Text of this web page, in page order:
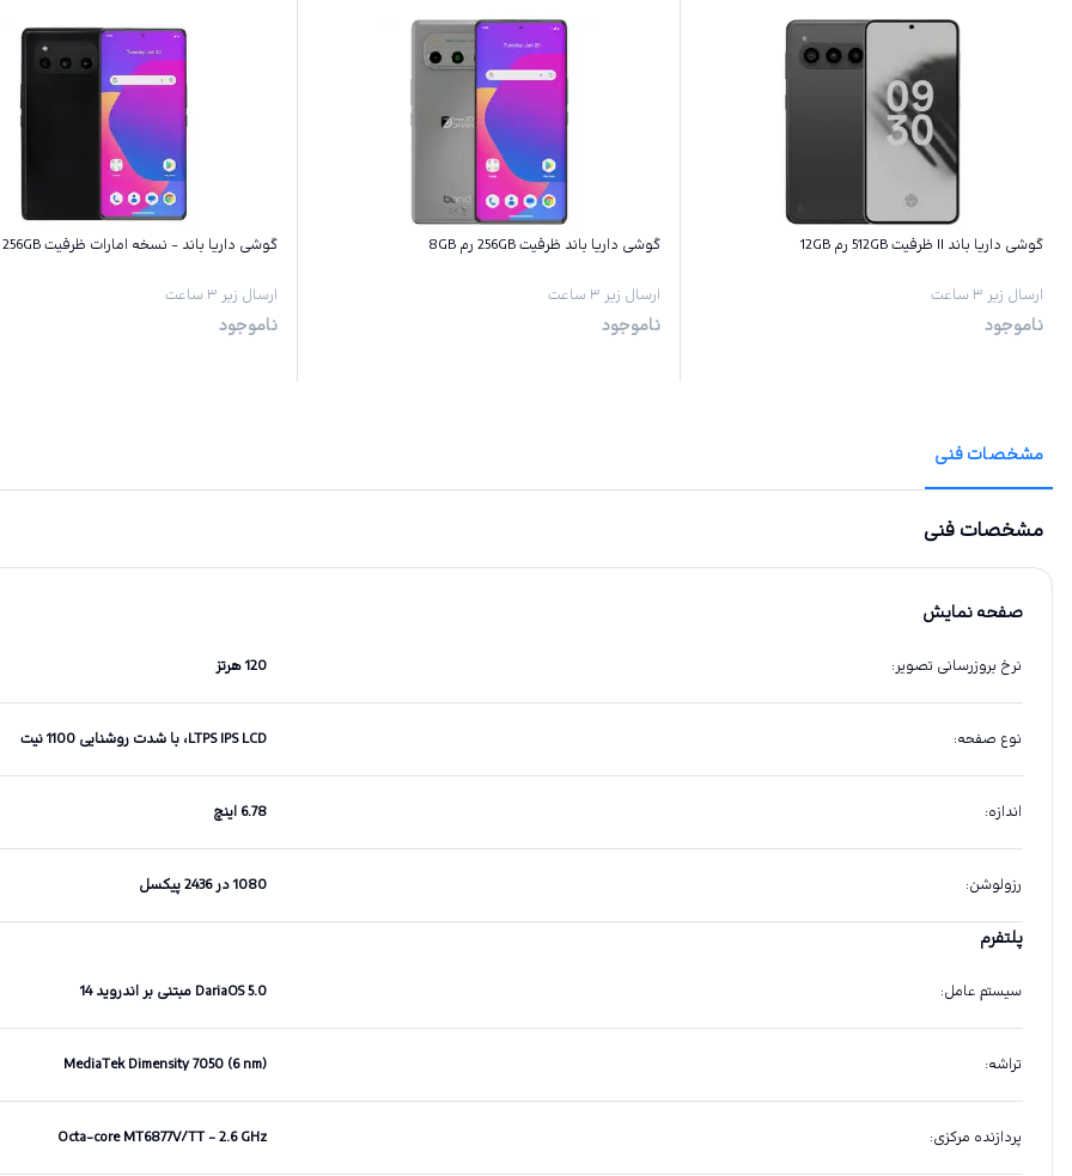
گوشی داریا باند II ظرفیت 512GB رم 12GB
ارسال زیر ۳ ساعت
ناموجود
گوشی داریا باند ظرفیت 256GB رم 8GB
ارسال زیر ۳ ساعت
ناموجود
گوشی داریا باند - نسخه امارات ظرفیت 256GB رم 8GB
ارسال زیر ۳ ساعت
ناموجود
مشخصات فنی
مشخصات فنی
صفحه نمایش
نرخ بروزرسانی تصویر: 120 هرتز
نوع صفحه: LTPS IPS LCD، با شدت روشنایی 1100 نیت
اندازه: 6.78 اینچ
رزولوشن: 1080 در 2436 پیکسل
پلتفرم
سیستم عامل: DariaOS 5.0 مبتنی بر اندروید 14
تراشه:
MediaTek Dimensity 7050 (6 nm)
پردازنده مرکزی:
Octa-core MT6877V/TT - 2.6 GHz